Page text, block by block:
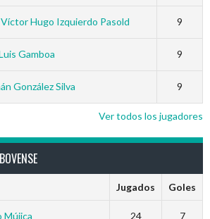
Víctor Hugo Izquierdo Pasold 9
Gamboa 9
González Silva 9
Ver todos los jugadores
Jugados Goles
Mújica 24 7